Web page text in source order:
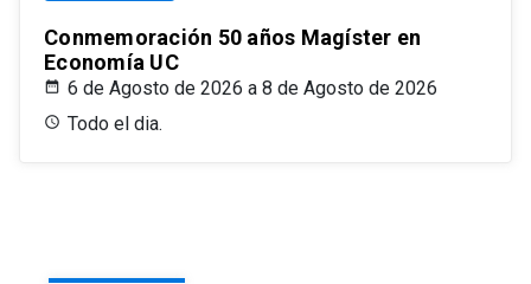
Conmemoración 50 años Magíster en
Economía UC
6 de Agosto de 2026 a 8 de Agosto de 2026
Todo el dia.